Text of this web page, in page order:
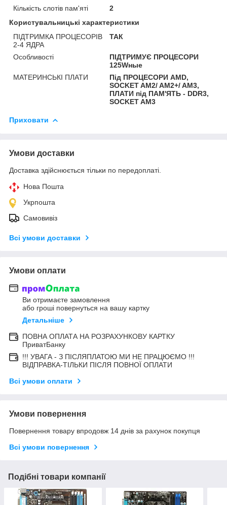
Кількість слотів пам'яті
2
Користувальницькі характеристики
ПІДТРИМКА ПРОЦЕСОРІВ
2-4 ЯДРА
ТАК
Особливості
ПІДТРИМУЄ ПРОЦЕСОРИ
125Wные
МАТЕРИНСЬКІ ПЛАТИ
Під ПРОЦЕСОРИ AMD,
SOCKET AM2/ AM2+/ AM3,
ПЛАТИ під ПАМ'ЯТЬ - DDR3,
SOCKET AM3
Приховати
Умови доставки
Доставка здійснюється тільки по передоплаті.
Нова Пошта
Укрпошта
Самовивіз
Всі умови доставки
Умови оплати
Ви отримаєте замовлення
або гроші повернуться на вашу картку
Детальніше
ПОВНА ОПЛАТА НА РОЗРАХУНКОВУ КАРТКУ
ПриватБанку
!!! УВАГА - З ПІСЛЯПЛАТОЮ МИ НЕ ПРАЦЮЄМО !!!
ВІДПРАВКА-ТІЛЬКИ ПІСЛЯ ПОВНОЇ ОПЛАТИ
Всі умови оплати
Умови повернення
Повернення товару впродовж 14 днів за рахунок покупця
Всі умови повернення
Подібні товари компанії